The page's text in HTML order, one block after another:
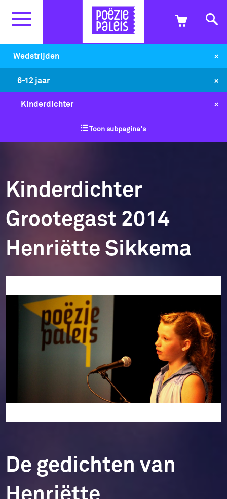
Wedstrijden +
6-12 jaar +
Kinderdichter +
Toon subpagina's
Kinderdichter
Grootegast 2014
Henriëtte Sikkema
De gedichten van
Henriëtte